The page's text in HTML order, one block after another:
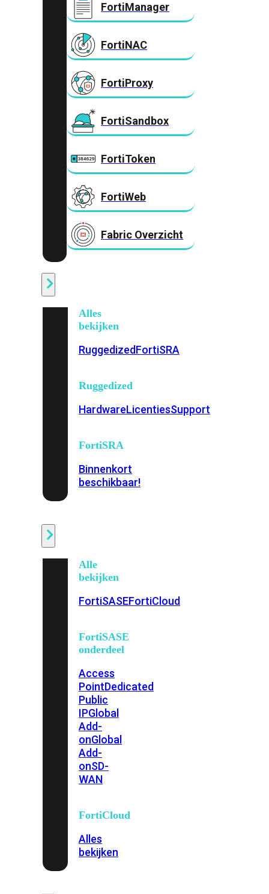
FortiManager
FortiNAC
FortiProxy
FortiSandbox
FortiToken
FortiWeb
Fabric Overzicht
Alles
bekijken
RuggedizedFortiSRA
Ruggedized
HardwareLicentiesSupport
FortiSRA
Binnenkort
beschikbaar!
Alle
bekijken
FortiSASEFortiCloud
FortiSASE
onderdeel
Access
PointDedicated
Public
IPGlobal
Add-
onGlobal
Add-
onSD-
WAN
FortiCloud
Alles
bekijken